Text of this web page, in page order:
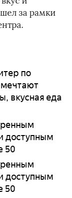
за рамки
по
мечтают
вкусная еда
доступным
50
доступным
50